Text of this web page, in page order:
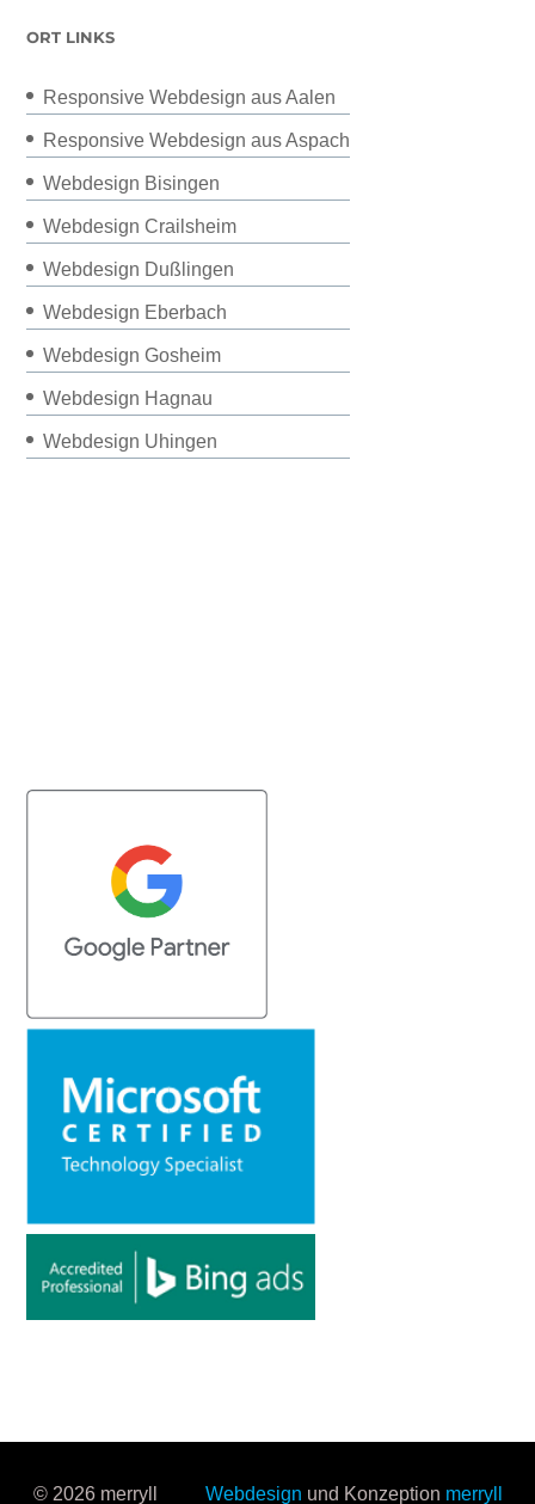
ORT LINKS
Responsive Webdesign aus Aalen
Responsive Webdesign aus Aspach
Webdesign Bisingen
Webdesign Crailsheim
Webdesign Dußlingen
Webdesign Eberbach
Webdesign Gosheim
Webdesign Hagnau
Webdesign Uhingen
© 2026 merryll Webdesign und Konzeption merryll